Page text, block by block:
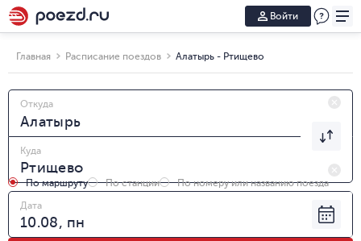
Войти
Главная Расписание поездов Алатырь - Ртищево
Откуда
Куда
По маршруту По станции
По номеру или названию поезда
Дата